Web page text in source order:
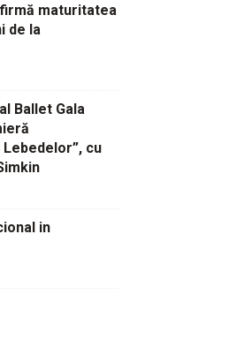
maturitatea
de la
Ballet Gala
cu
in